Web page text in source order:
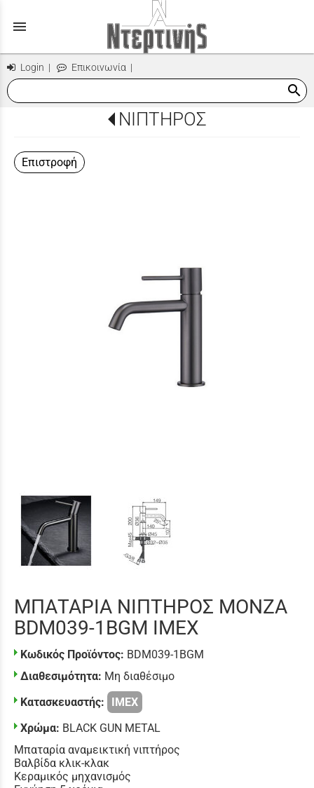
menu
Login | Επικοινωνία |
search
ΝΙΠΤΗΡΟΣ
Επιστροφή
ΜΠΑΤΑΡΙΑ ΝΙΠΤΗΡΟΣ MONZA
BDM039-1BGM IMEX
Κωδικός Προϊόντος: BDM039-1BGM
Διαθεσιμότητα: Μη διαθέσιμο
Κατασκευαστής:
IMEX
Χρώμα: BLACK GUN METAL
Μπαταρία αναμεικτική νιπτήρος
Βαλβίδα κλικ-κλακ
Κεραμικός μηχανισμός